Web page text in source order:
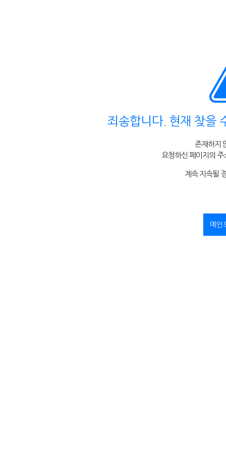
죄송합니다. 현재 찾을
존재하지
요청하신 페이지의 주
계속 지속될
메인